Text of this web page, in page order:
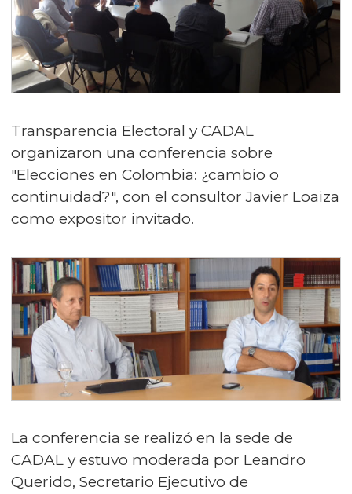
Transparencia Electoral y CADAL
organizaron una conferencia sobre
"Elecciones en Colombia: ¿cambio o
continuidad?", con el consultor Javier Loaiza
como expositor invitado.
La conferencia se realizó en la sede de
CADAL y estuvo moderada por Leandro
Querido, Secretario Ejecutivo de